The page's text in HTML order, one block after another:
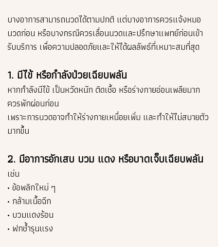
บางอาการสามารถนวดได้ตามปกติ แต่บางอาการควรแจ้งหมอ
นวดก่อน หรือบางกรณีควรเลื่อนนวดและปรึกษาแพทย์ก่อนเข้า
รับบริการ เพื่อความปลอดภัยและให้ได้ผลลัพธ์ที่เหมาะสมที่สุด
1. มีไข้ หรือกำลังป่วยเฉียบพลัน
หากกำลังมีไข้ เป็นหวัดหนัก ติดเชื้อ หรือร่างกายอ่อนเพลียมาก
ควรพักผ่อนก่อน
เพราะการนวดอาจทำให้ร่างกายเหนื่อยเพิ่ม และทำให้ไม่สบายตัว
มากขึ้น
2. มีอาการอักเสบ บวม แดง หรือบาดเจ็บเฉียบพลัน
เช่น
• ข้อพลิกใหม่ ๆ
• กล้ามเนื้อฉีก
• บวมแดงร้อน
• ฟกช้ำรุนแรง